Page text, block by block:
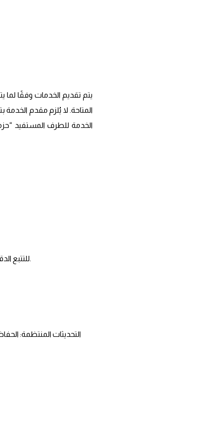
يتم تقديم الخدمات وفقًا لما
المتاحة. لا يُلزم مقدم الخدمة
الخدمة للطرف المستفيد
تتبع التحويلات: استخدام أدوات متقدمة مثل البكسلات المتنوعة وGoogle Tag Manager للتتبع الدقيق.
التحديثات المنتظمة: